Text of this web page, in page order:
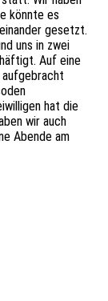
könnte es
gesetzt.
uns in zwei
Auf eine
hat die
wir auch
Abende am